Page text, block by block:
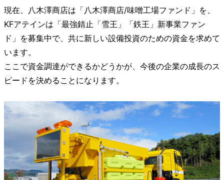
現在、八木澤商店は「八木澤商店/味噌工場ファンド」を、
KFアテインは「最強錆止「雪王」「鉄王」新事業ファン
ド」を募集中で、共に新しい設備投資のための資金を求めて
います。
ここで資金調達ができるかどうかが、今後の企業の成長のス
ピードを決めることになります。